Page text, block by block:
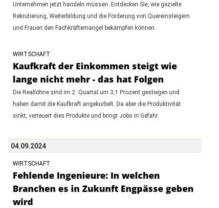
Unternehmen jetzt handeln müssen. Entdecken Sie, wie gezielte
Rekrutierung, Weiterbildung und die Förderung von Quereinsteigern
und Frauen den Fachkräftemangel bekämpfen können.
WIRTSCHAFT
Kaufkraft der Einkommen steigt wie
lange nicht mehr - das hat Folgen
Die Reallöhne sind im 2. Quartal um 3,1 Prozent gestiegen und
haben damit die Kaufkraft angekurbelt. Da aber die Produktivität
sinkt, verteuert dies Produkte und bringt Jobs in Gefahr.
04.09.2024
WIRTSCHAFT
Fehlende Ingenieure: In welchen
Branchen es in Zukunft Engpässe geben
wird